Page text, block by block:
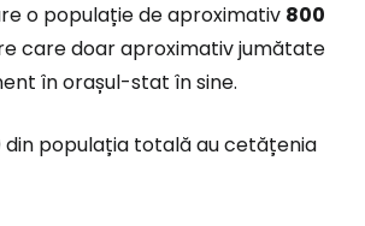
o populație de aproximativ 800
care doar aproximativ jumătate
în orașul-stat în sine.
populația totală au cetățenia